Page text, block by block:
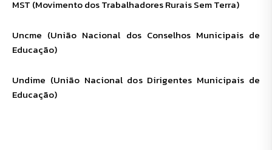
MST (Movimento dos Trabalhadores Rurais Sem Terra)
Uncme (União Nacional dos Conselhos Municipais de
Educação)
Undime (União Nacional dos Dirigentes Municipais de
Educação)